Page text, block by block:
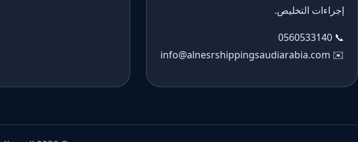
إجراءات التخليص.
📞
0560533140
✉️
info@alnesrshippingsaudiarabia.com